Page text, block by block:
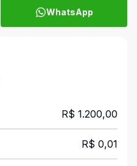
WhatsApp
R$ 1.200,00
R$ 0,01